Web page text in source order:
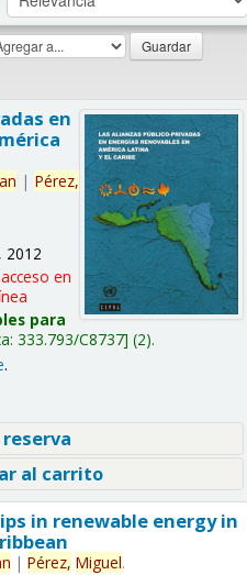
en
| Pérez,
2012
en
para
333.793/C8737 (2).
.
al carrito
in renewable energy in
| Pérez, Miguel.